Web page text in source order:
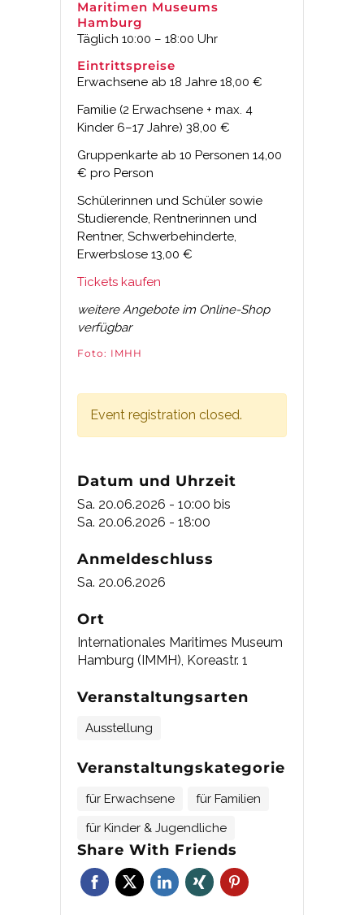
Maritimen Museums
Hamburg
Täglich 10:00 – 18:00 Uhr
Eintrittspreise
Erwachsene ab 18 Jahre 18,00 €
Familie (2 Erwachsene + max. 4
Kinder 6–17 Jahre) 38,00 €
Gruppenkarte ab 10 Personen 14,00
€ pro Person
Schülerinnen und Schüler sowie
Studierende, Rentnerinnen und
Rentner, Schwerbehinderte,
Erwerbslose 13,00 €
Tickets kaufen
weitere Angebote im Online-Shop
verfügbar
Foto: IMHH
Event registration closed.
Datum und Uhrzeit
Sa. 20.06.2026 - 10:00 bis
Sa. 20.06.2026 - 18:00
Anmeldeschluss
Sa. 20.06.2026
Ort
Internationales Maritimes Museum
Hamburg (IMMH), Koreastr. 1
Veranstaltungsarten
Ausstellung
Veranstaltungskategorie
für Erwachsene
für Familien
für Kinder & Jugendliche
Share With Friends